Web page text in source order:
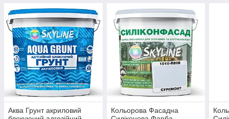
Аква Грунт акриловий
Кольорова Фасадна